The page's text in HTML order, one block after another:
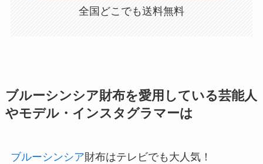
全国どこでも送料無料
ブルーシンシア財布を愛用している芸能人
やモデル・インスタグラマーは
ブルーシンシア財布はテレビでも大人気！